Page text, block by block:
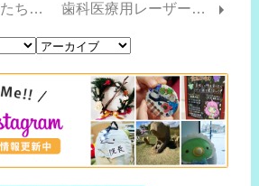
した 歯科医療用レーザーについて